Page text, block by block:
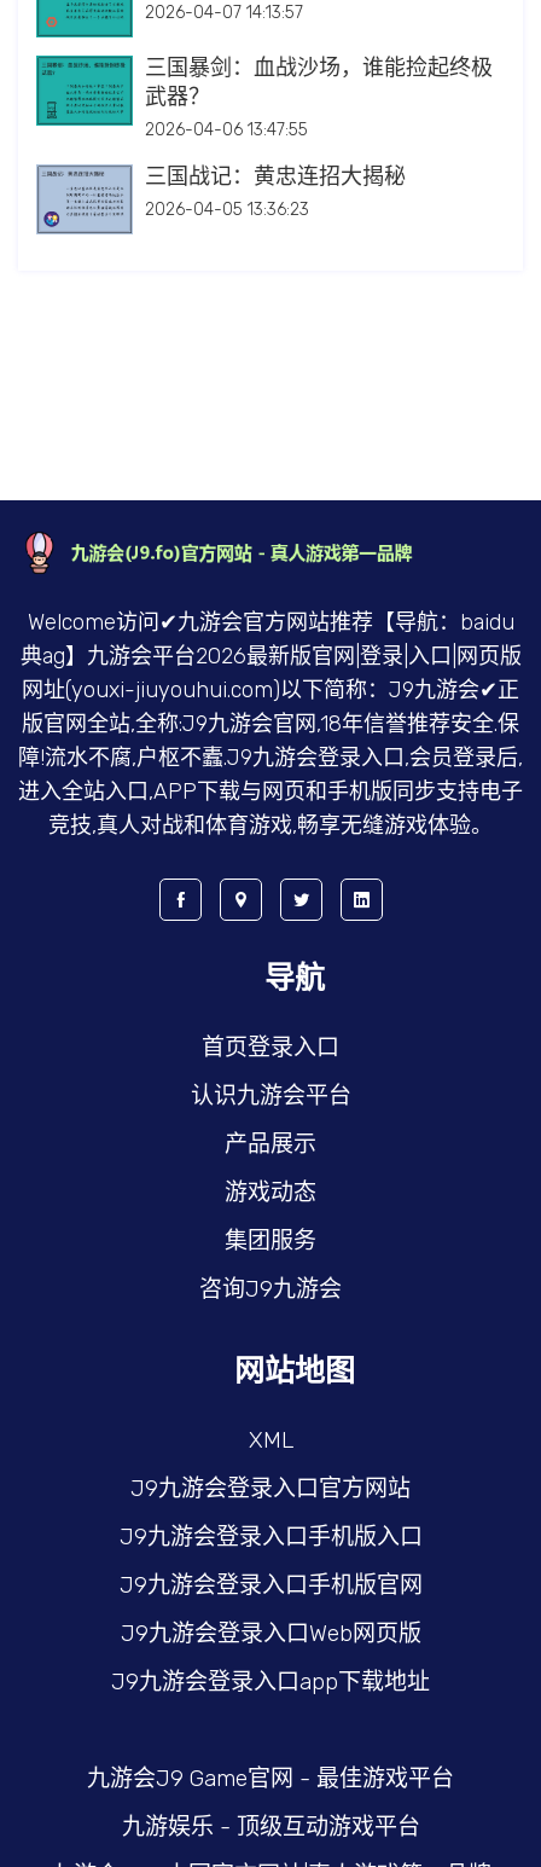
2026-04-07 14:13:57
三国暴剑：血战沙场，谁能捡起终极
武器？
2026-04-06 13:47:55
三国战记：黄忠连招大揭秘
2026-04-05 13:36:23
Welcome访问✔九游会官方网站推荐【导航：baidu
典ag】九游会平台2026最新版官网|登录|入口|网页版
网址(youxi-jiuyouhui.com)以下简称：J9九游会✔正
版官网全站,全称:J9九游会官网,18年信誉推荐安全.保
障!流水不腐,户枢不蠹.J9九游会登录入口,会员登录后,
进入全站入口,APP下载与网页和手机版同步支持电子
竞技,真人对战和体育游戏,畅享无缝游戏体验。
导航
首页登录入口
认识九游会平台
产品展示
游戏动态
集团服务
咨询J9九游会
网站地图
XML
J9九游会登录入口官方网站
J9九游会登录入口手机版入口
J9九游会登录入口手机版官网
J9九游会登录入口Web网页版
J9九游会登录入口app下载地址
九游会J9 Game官网 - 最佳游戏平台
九游娱乐 - 顶级互动游戏平台